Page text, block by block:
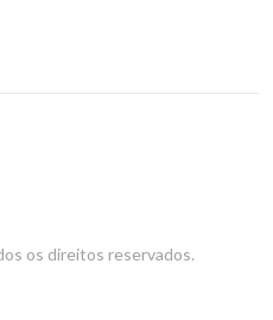
os direitos reservados.